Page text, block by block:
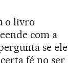
o livro
com a
se ele
fé no ser